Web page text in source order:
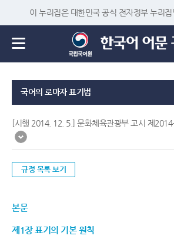
이 누리집은 대한민국 공식 전자정부 누리집
국어의 로마자 표기법
[시행 2014. 12. 5.] 문화체육관광부 고시 제
규정 목록 보기
본문
제1장 표기의 기본 원칙